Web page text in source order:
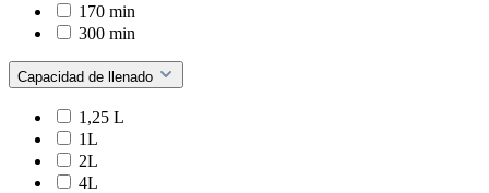
170 min
300 min
Capacidad de llenado
1,25 L
1L
2L
4L